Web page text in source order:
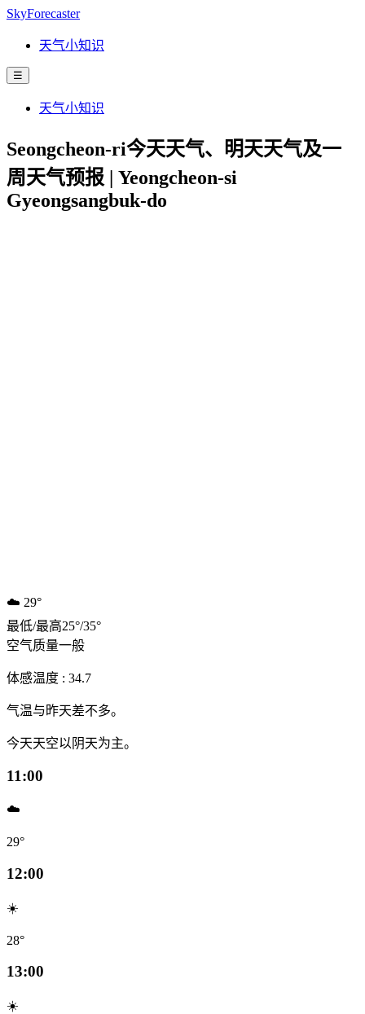
SkyForecaster
天气小知识
☰
天气小知识
Seongcheon-ri今天天气、明天天气及一
周天气预报 | Yeongcheon-si
Gyeongsangbuk-do
☁️ 29°
最低/最高25°/35°
空气质量一般
体感温度 : 34.7
气温与昨天差不多。
今天天空以阴天为主。
11:00
☁️
29°
12:00
☀️
28°
13:00
☀️